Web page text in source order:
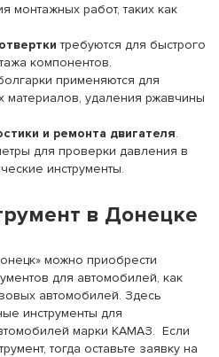
монтажных работ, таких как
требуются для быстрого
компонентов.
применяются для
материалов, удаления ржавчины
и ремонта двигателя.
для проверки давления в
инструменты.
в Донецке
можно приобрести
для автомобилей, как
автомобилей. Здесь
инструменты для
марки КАМАЗ. Если
тогда оставьте заявку на